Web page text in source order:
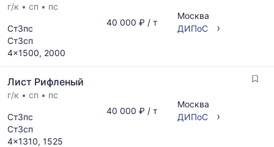
по
обновления
прайс-
листов.
г/к • сп • пс
Ст3пс
Ст3сп
4x1500, 2000
40 000 ₽ / т
Москва
ДИПоС
›
Лист Рифленый
г/к • сп • пс
Ст3пс
Ст3сп
4x1310, 1525
40 000 ₽ / т
Москва
ДИПоС
›